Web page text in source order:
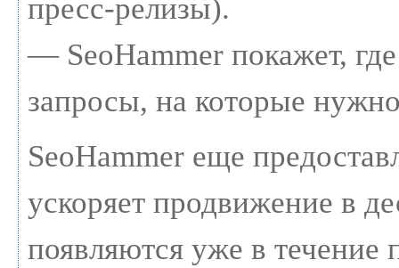
пресс-релизы).
— SeoHammer покажет,
запросы, на которые
SeoHammer еще
ускоряет продвижение в
появляются уже в течение